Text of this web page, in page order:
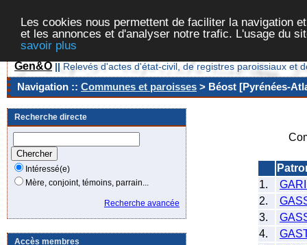
Les cookies nous permettent de faciliter la navigation
et les annonces et d'analyser notre trafic. L'usage du
savoir plus
Gen&O || Relevés d'actes d'état-civil, de registres paroissiaux et
Navigation :: Communes et paroisses > Béost [Pyrénées-
Recherche directe
Intéressé(e)
Mère, conjoint, témoins, parrain...
Recherche avancée
Accès membres
1.
2.
3.
4.